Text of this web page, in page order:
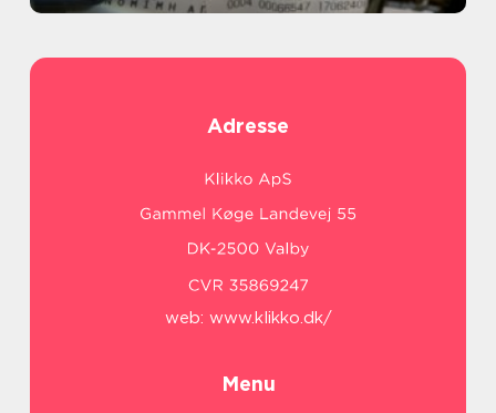
Adresse
web: www.klikko.dk/
Menu